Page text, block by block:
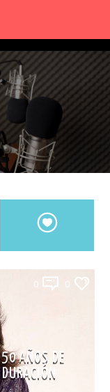
0 0
AÑOS DE